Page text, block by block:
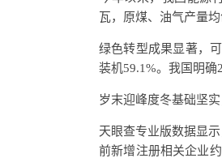
瓦，原煤、油气产量均
绿色转型成果显著，
装机59.1%。我国明确
岁末迎峰度冬基础坚
天眼查专业版数据显
前新增注册相关企业